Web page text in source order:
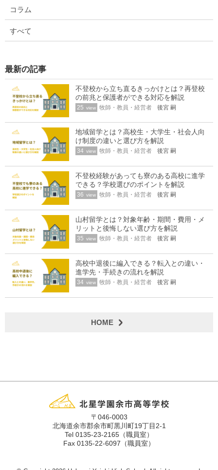
コラム
すべて
最新の記事
不登校から立ち直るきっかけとは？再登校
の前兆と保護者ができる対応を解説
25 view 牧師・教員・経営者 後宮 嗣
地域留学とは？高校生・大学生・社会人向
け制度の違いと選び方を解説
34 view 牧師・教員・経営者 後宮 嗣
不登校経験があっても寮のある高校に進学
できる？学校選びのポイントを解説
36 view 牧師・教員・経営者 後宮 嗣
山村留学とは？対象年齢・期間・費用・メ
リットと後悔しない選び方を解説
35 view 牧師・教員・経営者 後宮 嗣
高校中退後に編入できる？転入との違い・
進学先・手続きの流れを解説
34 view 牧師・教員・経営者 後宮 嗣
HOME
〒046-0003
北海道余市郡余市町黒川町19丁目2-1
Tel 0135-23-2165（職員室）
Fax 0135-22-6097（職員室）